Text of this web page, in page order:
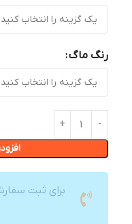
رنگ ماگ
برای ثبت